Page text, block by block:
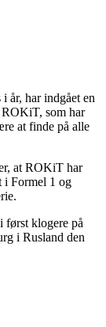
år, har indgået en
ROKiT, som har
at finde på alle
at ROKiT har
i Formel 1 og
først klogere på
i Rusland den